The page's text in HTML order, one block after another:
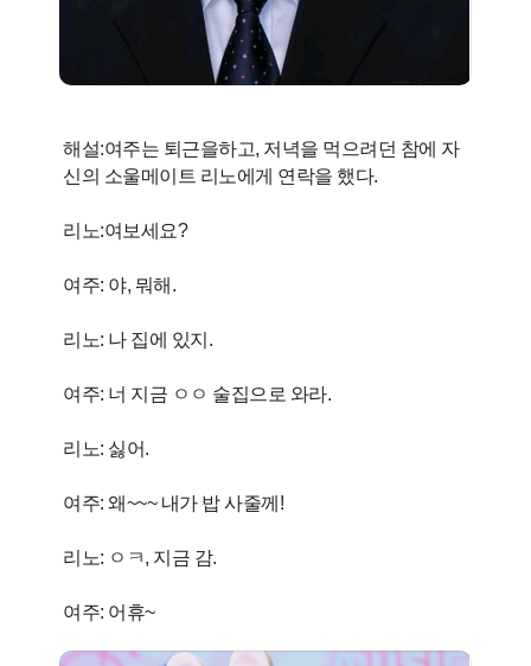
해설:여주는 퇴근을하고, 저녁을 먹으려던 참에 자
신의 소울메이트 리노에게 연락을 했다.
리노:여보세요?
여주: 야, 뭐해.
리노: 나 집에 있지.
여주: 너 지금 ㅇㅇ 술집으로 와라.
리노: 싫어.
여주: 왜~~~ 내가 밥 사줄께!
리노: ㅇㅋ, 지금 감.
여주: 어휴~